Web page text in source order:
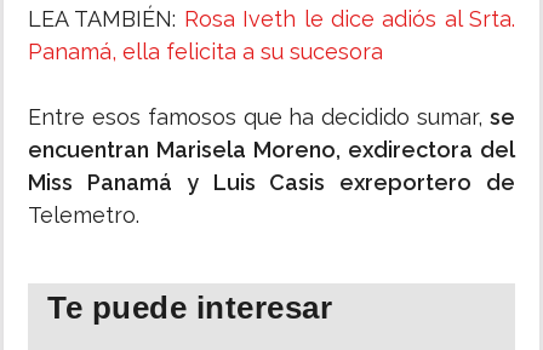
LEA TAMBIÉN: Rosa Iveth le dice adiós al Srta.
Panamá, ella felicita a su sucesora
Entre esos famosos que ha decidido sumar, se
encuentran Marisela Moreno, exdirectora del
Miss Panamá y Luis Casis exreportero de
Telemetro.
Te puede interesar